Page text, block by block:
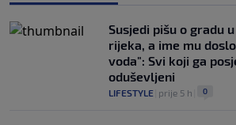
Susjedi pišu o gradu
rijeka, a ime mu
voda": Svi koji ga
oduševljeni
LIFESTYLE prije 5 h 0